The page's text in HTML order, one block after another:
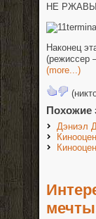
НЕ
Наконец
(режиссер
(more...)
Похожие
Дэниэл